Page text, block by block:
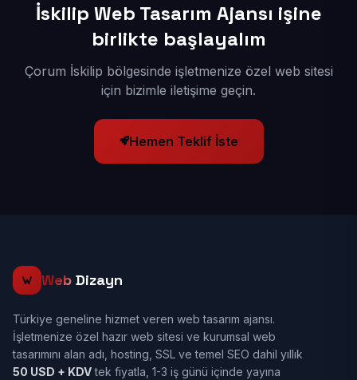
İskilip Web Tasarım Ajansı işine
birlikte başlayalım
Çorum İskilip bölgesinde işletmenize özel web sitesi
için bizimle iletişime geçin.
Hemen Teklif İste
Web Dizayn
Türkiye geneline hizmet veren web tasarım ajansı.
İşletmenize özel hazır web sitesi ve kurumsal web
tasarımını alan adı, hosting, SSL ve temel SEO dahil yıllık
50 USD + KDVtek fiyatla, 1-3 iş günü içinde yayına